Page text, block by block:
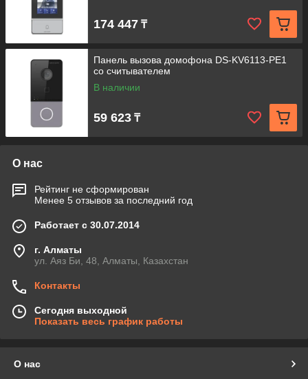
174 447 ₸
Панель вызова домофона DS-KV6113-PE1
со считывателем
В наличии
59 623 ₸
О нас
Рейтинг не сформирован
Менее 5 отзывов за последний год
Работает с 30.07.2014
г. Алматы
ул. Аяз Би, 48, Алматы, Казахстан
Контакты
Сегодня выходной
Показать весь график работы
О нас